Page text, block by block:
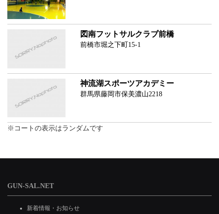
図南フットサルクラブ前橋
前橋市堀之下町15-1
神流湖スポーツアカデミー
群馬県藤岡市保美濃山2218
※コートの表示はランダムです
GUN-SAL.NET
新着情報・お知らせ